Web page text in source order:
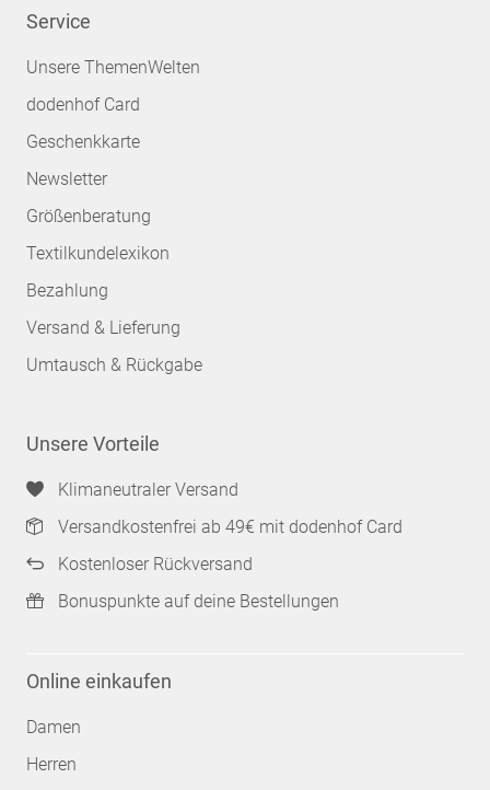
Service
Unsere ThemenWelten
dodenhof Card
Geschenkkarte
Newsletter
Größenberatung
Textilkundelexikon
Bezahlung
Versand & Lieferung
Umtausch & Rückgabe
Unsere Vorteile
Klimaneutraler Versand
Versandkostenfrei ab 49€ mit dodenhof Card
Kostenloser Rückversand
Bonuspunkte auf deine Bestellungen
Online einkaufen
Damen
Herren